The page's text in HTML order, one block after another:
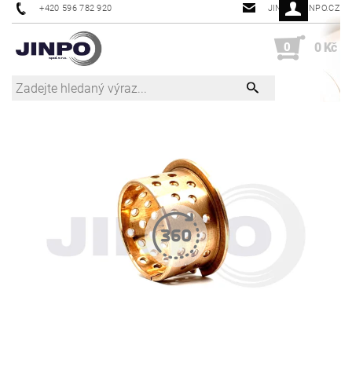
+420 596 782 920 JINPO@JINPO.CZ
0 0 Kč